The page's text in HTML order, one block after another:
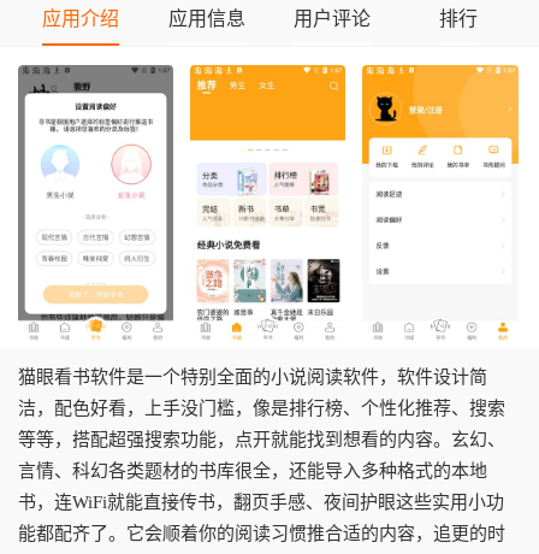
应用介绍 应用信息 用户评论 排行
猫眼看书软件是一个特别全面的小说阅读软件，软件设计简
洁，配色好看，上手没门槛，像是排行榜、个性化推荐、搜索
等等，搭配超强搜索功能，点开就能找到想看的内容。玄幻、
言情、科幻各类题材的书库很全，还能导入多种格式的本地
书，连WiFi就能直接传书，翻页手感、夜间护眼这些实用小功
能都配齐了。它会顺着你的阅读习惯推合适的内容，追更的时